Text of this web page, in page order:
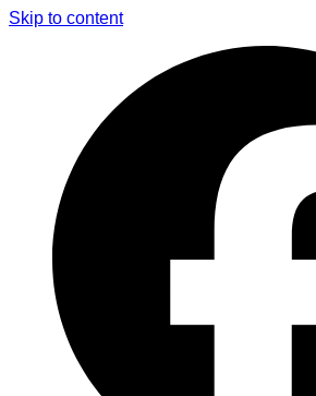
Skip to content